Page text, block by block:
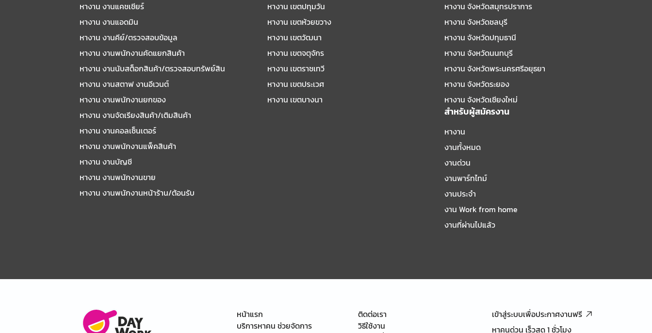
หางาน งานแคชเชียร์
หางาน งานแอดมิน
หางาน งานคีย์/ตรวจสอบข้อมูล
หางาน งานพนักงานคัดแยกสินค้า
หางาน งานนับสต็อกสินค้า/ตรวจสอบทรัพย์สิน
หางาน งานสตาฟ งานอีเวนต์
หางาน งานพนักงานยกของ
หางาน งานจัดเรียงสินค้า/เติมสินค้า
หางาน งานคอลเซ็นเตอร์
หางาน งานพนักงานแพ็คสินค้า
หางาน งานบัญชี
หางาน งานพนักงานขาย
หางาน งานพนักงานหน้าร้าน/ต้อนรับ
หางาน เขตปทุมวัน
หางาน เขตห้วยขวาง
หางาน เขตวัฒนา
หางาน เขตจตุจักร
หางาน เขตราชเทวี
หางาน เขตประเวศ
หางาน เขตบางนา
หางาน จังหวัดสมุทรปราการ
หางาน จังหวัดชลบุรี
หางาน จังหวัดปทุมธานี
หางาน จังหวัดนนทบุรี
หางาน จังหวัดพระนครศรีอยุธยา
หางาน จังหวัดระยอง
หางาน จังหวัดเชียงใหม่
สำหรับผู้สมัครงาน
หางาน
งานทั้งหมด
งานด่วน
งานพาร์ทไทม์
งานประจำ
งาน Work from home
งานที่ผ่านไปแล้ว
หน้าแรก
บริการหาคน ช่วยจัดการ
ติดต่อเรา
วิธีใช้งาน
เข้าสู่ระบบเพื่อประกาศงานฟรี
หาคนด่วน เร็วสุด 1 ชั่วโมง